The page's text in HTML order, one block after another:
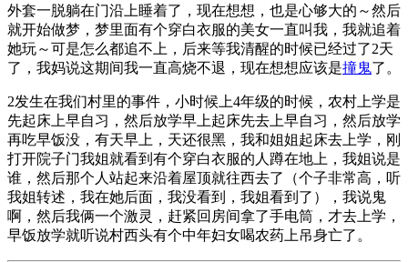
外套一脱躺在门沿上睡着了，现在想想，也是心够大的～然后
就开始做梦，梦里面有个穿白衣服的美女一直叫我，我就追着
她玩～可是怎么都追不上，后来等我清醒的时候已经过了2天
了，我妈说这期间我一直高烧不退，现在想想应该是撞鬼了。
2发生在我们村里的事件，小时候上4年级的时候，农村上学是
先起床上早自习，然后放学早上起床先去上早自习，然后放学
再吃早饭没，有天早上，天还很黑，我和姐姐起床去上学，刚
打开院子门我姐就看到有个穿白衣服的人蹲在地上，我姐说是
谁，然后那个人站起来沿着屋顶就往西去了（个子非常高，听
我姐转述，我在她后面，我没看到，我姐看到了），我说鬼
啊，然后我俩一个激灵，赶紧回房间拿了手电筒，才去上学，
早饭放学就听说村西头有个中年妇女喝农药上吊身亡了。